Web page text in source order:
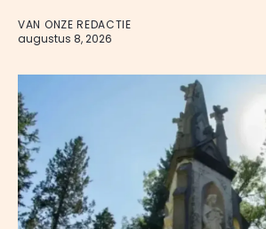
VAN ONZE REDACTIE
augustus 8, 2026